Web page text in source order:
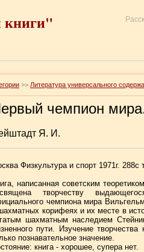
книги"
>> Литература универсального
чемпион
Я. И.
Физкультура и спорт 1971г.
написанная советским
творчеству
чемпиона мира
корифеях и их месте в
шахматным наследием
пути. Изучение
познавательное значение.
книга - хорошее, супера нет.